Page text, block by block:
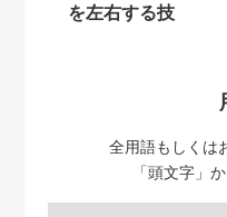
を左右する技
全用語もしくは
「頭文字」